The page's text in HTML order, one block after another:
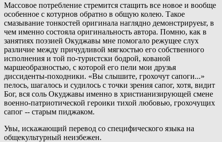
Массовое потребление стремится стащить все новое и вообще
особенное с котурнов обратно в общую колею. Такое
смазывание тонкостей оригинала наглядно демонстрируеьт, в
чем именно состояла оригинальность автора. Помню, как в
занятиях поэзией Окуджавы мне помогало режущее слух
различие между причудливой мягкостью его собственного
исполнения и той по-туристски бодрой, кованой
маршеобразностью, с которой его пели мои друзья
диссиденты-походники. «Вы слышите, грохочут сапоги...»
пелось, шагалось и судилось с точки зрения сапог, хотя, видит
Бог, вся соль Окуджавы именно в христианизирующей смене
военно-патриотической героики тихой любовью, грохочущих
сапог -- старым пиджаком.
Увы, искажающий перевод со специфического языка на
общекультурный неизбежен.